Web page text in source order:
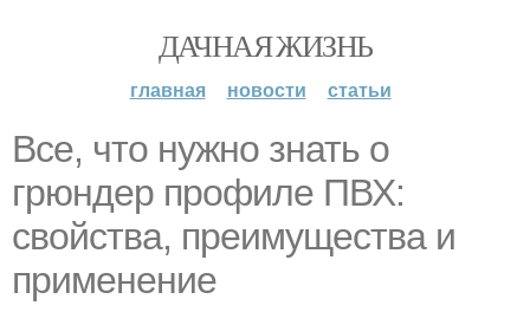
ДАЧНАЯ ЖИЗНЬ
главная новости статьи
Все, что нужно знать о
грюндер профиле ПВХ:
свойства, преимущества и
применение